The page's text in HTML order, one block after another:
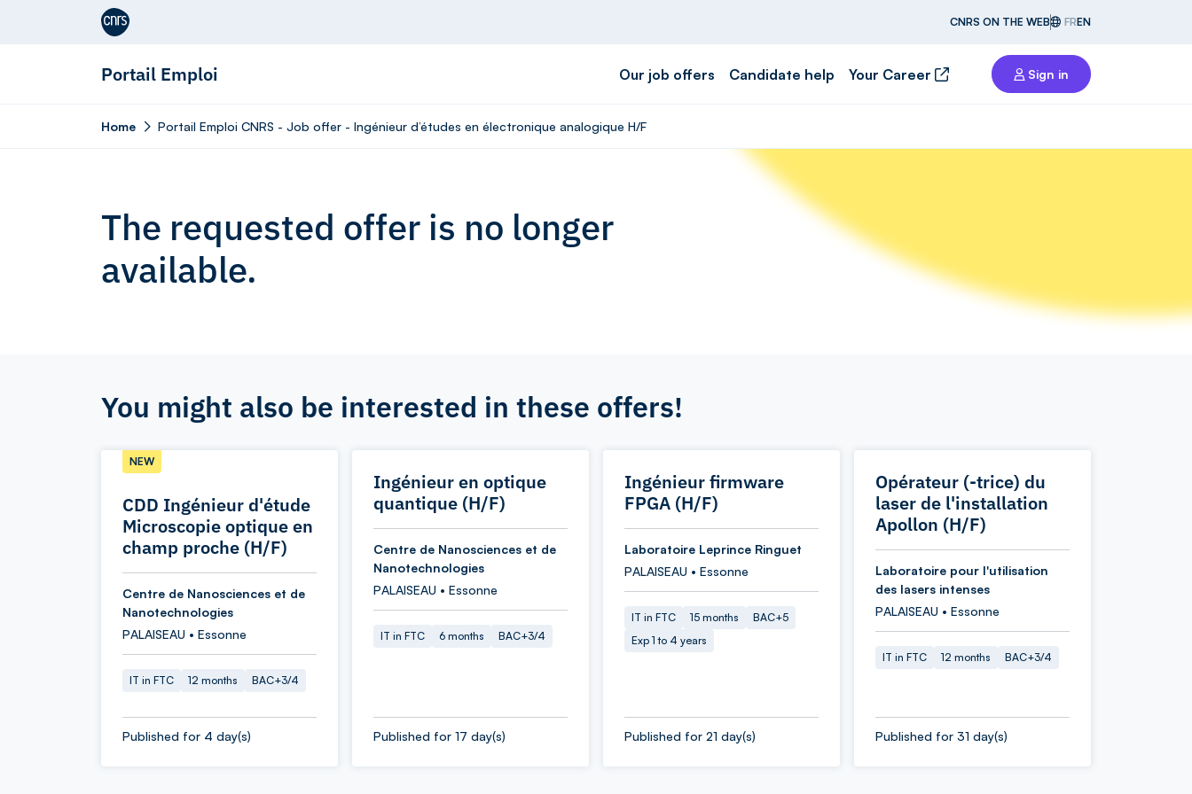
Aller au contenu
CNRS ON THE WEB FREN
Portail Emploi Our job offers Candidate help Your Career Sign in
Home Portail Emploi CNRS - Job offer - Ingénieur d’études en électronique analogique H/F
The requested offer is no longer
available.
You might also be interested in these offers!
CDD Ingénieur d'étude
Microscopie optique en
champ proche (H/F)
NEW
Centre de Nanosciences et de
Nanotechnologies
PALAISEAU • Essonne
IT in FTC 12 months BAC+3/4
Published for 4 day(s)
Ingénieur en optique
quantique (H/F)
Centre de Nanosciences et de
Nanotechnologies
PALAISEAU • Essonne
IT in FTC 6 months BAC+3/4
Published for 17 day(s)
Ingénieur firmware
FPGA (H/F)
Laboratoire Leprince Ringuet
PALAISEAU • Essonne
IT in FTC 15 months
BAC+5
Exp 1 to 4 years
Published for 21 day(s)
Opérateur (-trice) du
laser de l'installation
Apollon (H/F)
Laboratoire pour l'utilisation
des lasers intenses
PALAISEAU • Essonne
IT in FTC 12 months BAC+3/4
Published for 31 day(s)